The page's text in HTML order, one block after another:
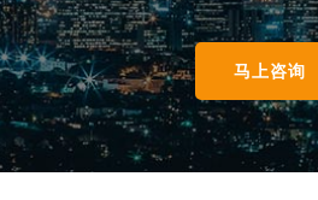
马上咨询